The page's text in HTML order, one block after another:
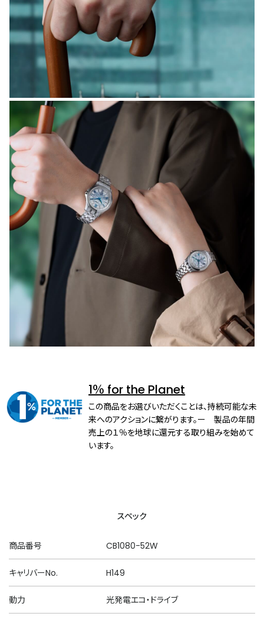
1％ for the Planet
この商品をお選びいただくことは、持続可能な未
来へのアクションに繋がります。ー 製品の年間
売上の１％を地球に還元する取り組みを始めて
います。
スペック
商品番号 CB1080-52W
キャリバーNo. H149
動力 光発電エコ・ドライブ